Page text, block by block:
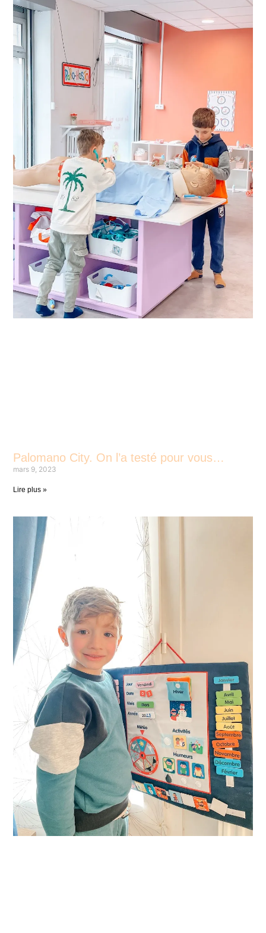
Palomano City. On l’a testé pour vous…
mars 9, 2023
Lire plus »